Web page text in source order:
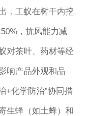
，工蚁在树干内挖
，抗风能力减
对茶叶、药材等经
响产品外观和品
+化学防治”协同措
生蜂（如土蜂）和